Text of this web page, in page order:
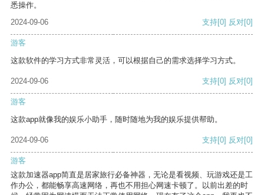
悉操作。
2024-09-06
支持[0] 反对[0]
游客
这款软件的学习方式非常灵活，可以根据自己的需求选择学习方式。
2024-09-06 支持[0] 反对[0]
游客
这款app就像我的娱乐小助手，随时随地为我的娱乐提供帮助。
2024-09-06 支持[0] 反对[0]
游客
这款加速器app简直是居家旅行必备神器，无论是看视频、玩游戏还是工
作办公，都能畅享高速网络，再也不用担心网速卡顿了。以前出差的时